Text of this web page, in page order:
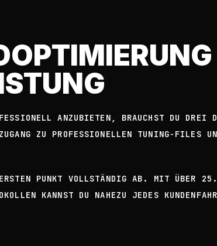
ANZUBIETEN, BRAUCHST DU
ZU PROFESSIONELLEN TUNING-FILES
PUNKT VOLLSTÄNDIG AB. MIT ÜBER
KANNST DU NAHEZU JEDES